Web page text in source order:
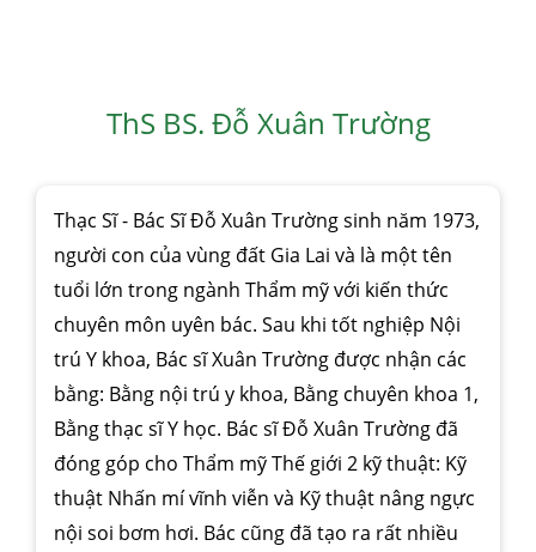
ThS BS. Đỗ Xuân Trường
Thạc Sĩ - Bác Sĩ Đỗ Xuân Trường sinh năm 1973,
người con của vùng đất Gia Lai và là một tên
tuổi lớn trong ngành Thẩm mỹ với kiến thức
chuyên môn uyên bác. Sau khi tốt nghiệp Nội
trú Y khoa, Bác sĩ Xuân Trường được nhận các
bằng: Bằng nội trú y khoa, Bằng chuyên khoa 1,
Bằng thạc sĩ Y học. Bác sĩ Đỗ Xuân Trường đã
đóng góp cho Thẩm mỹ Thế giới 2 kỹ thuật: Kỹ
thuật Nhấn mí vĩnh viễn và Kỹ thuật nâng ngực
nội soi bơm hơi. Bác cũng đã tạo ra rất nhiều